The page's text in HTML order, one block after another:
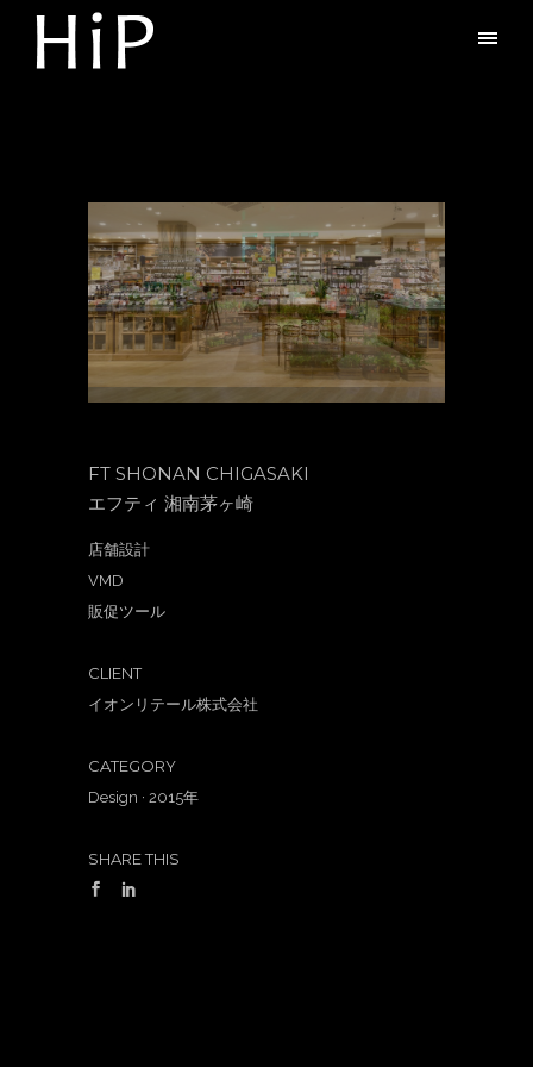
FT SHONAN CHIGASAKI
エフティ 湘南茅ヶ崎
店舗設計
VMD
販促ツール
CLIENT
イオンリテール株式会社
CATEGORY
Design 2015年
SHARE THIS